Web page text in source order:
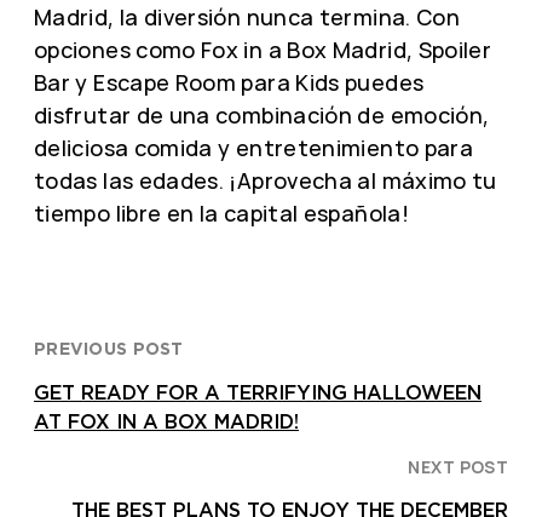
Madrid, la diversión nunca termina. Con
opciones como Fox in a Box Madrid, Spoiler
Bar y Escape Room para Kids puedes
disfrutar de una combinación de emoción,
deliciosa comida y entretenimiento para
todas las edades. ¡Aprovecha al máximo tu
tiempo libre en la capital española!
PREVIOUS POST
GET READY FOR A TERRIFYING HALLOWEEN
AT FOX IN A BOX MADRID!
NEXT POST
THE BEST PLANS TO ENJOY THE DECEMBER